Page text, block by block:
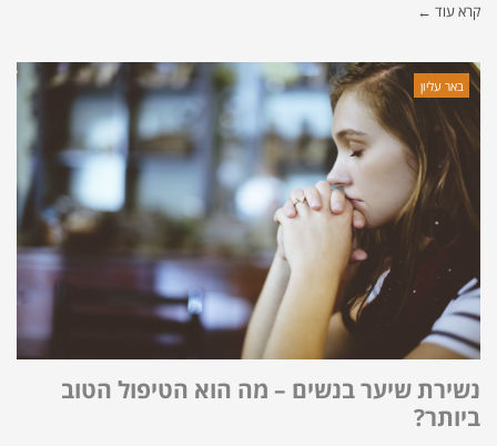
קרא עוד ←
באר עליון
נשירת שיער בנשים – מה הוא הטיפול הטוב
ביותר?